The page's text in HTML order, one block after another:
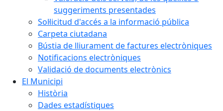
suggeriments presentades
Sol·licitud d'accés a la informació pública
Carpeta ciutadana
Bústia de lliurament de factures electròniques
Notificacions electròniques
Validació de documents electrònics
El Municipi
Història
Dades estadístiques